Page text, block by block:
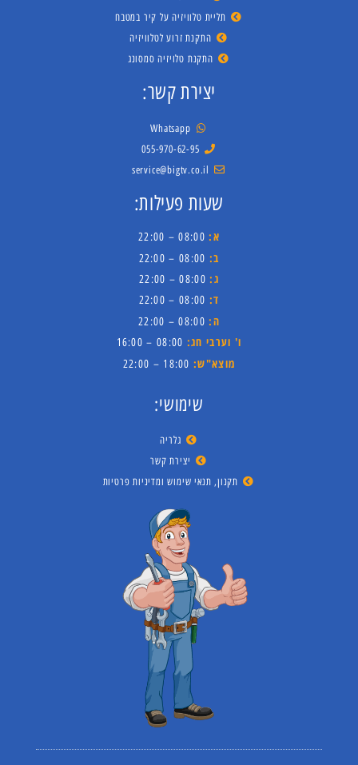
תליית טלוויזיה על קיר במטבח
התקנת זרוע לטלוויזיה
התקנת טלויזיה סמסונג
יצירת קשר:
Whatsapp
055-970-62-95
service@bigtv.co.il
שעות פעילות:
א:08:00 – 22:00
ב:
ג:08:00 – 22:00
ד:
ה:08:00 – 22:00
ו' וערבי חג:
מוצא"ש:18:00 – 22:00
שימושי:
גלריה
יצירת קשר
תקנון, תנאי שימוש ומדיניות פרטיות